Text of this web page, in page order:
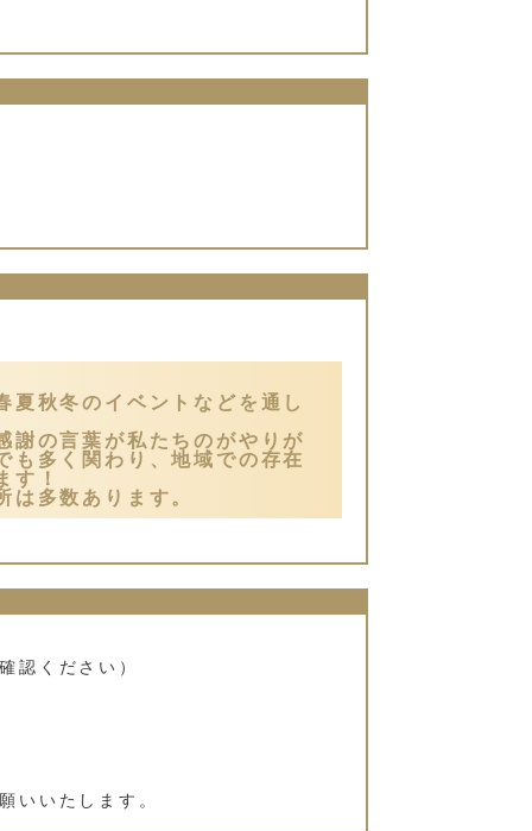
夏秋冬のイベントなどを通し
謝の言葉が私たちのがやりが
も多く関わり、地域での存在
す！
多数あります。
認ください）
いいたします。